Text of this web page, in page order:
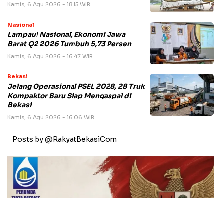
Kamis, 6 Agu 2026 - 18:15 WIB
Nasional
Lampaui Nasional, Ekonomi Jawa
Barat Q2 2026 Tumbuh 5,73 Persen
Kamis, 6 Agu 2026 - 16:47 WIB
Bekasi
Jelang Operasional PSEL 2028, 28 Truk
Kompaktor Baru Siap Mengaspal di
Bekasi
Kamis, 6 Agu 2026 - 16:06 WIB
Posts by @RakyatBekasiCom